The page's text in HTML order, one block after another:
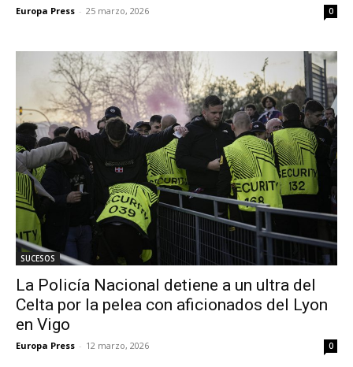
Europa Press - 25 marzo, 2026 0
SUCESOS
La Policía Nacional detiene a un ultra del
Celta por la pelea con aficionados del Lyon
en Vigo
Europa Press - 12 marzo, 2026 0